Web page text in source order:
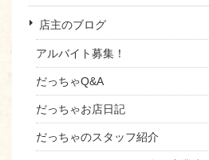
店主のブログ
アルバイト募集！
だっちゃQ&A
だっちゃお店日記
だっちゃのスタッフ紹介